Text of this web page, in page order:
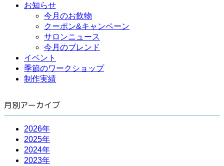
お知らせ
今月のお飲物
クーポン&キャンペーン
サロンニュース
今月のブレンド
イベント
季節のワークショップ
制作実績
月別アーカイブ
2026年
2025年
2024年
2023年